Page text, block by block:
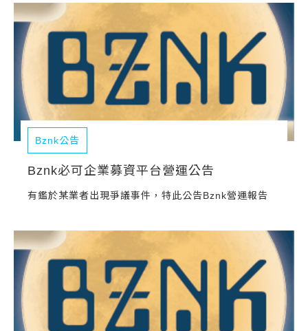
Bznk公告
Bznk必可企業募資平台營運公告
有鑑於某業者出現爭議事件，特此公告Bznk營運報告